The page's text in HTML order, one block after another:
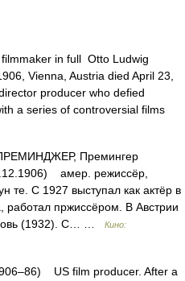
in full Otto Ludwig
Vienna, Austria died April 23,
producer who defied
a series of controversial films
Премингер
амер. режиссёр,
те. С 1927 выступал как актёр в
пржиссёром. В Австрии
(1932). С… …
Кино:
US film producer. After a